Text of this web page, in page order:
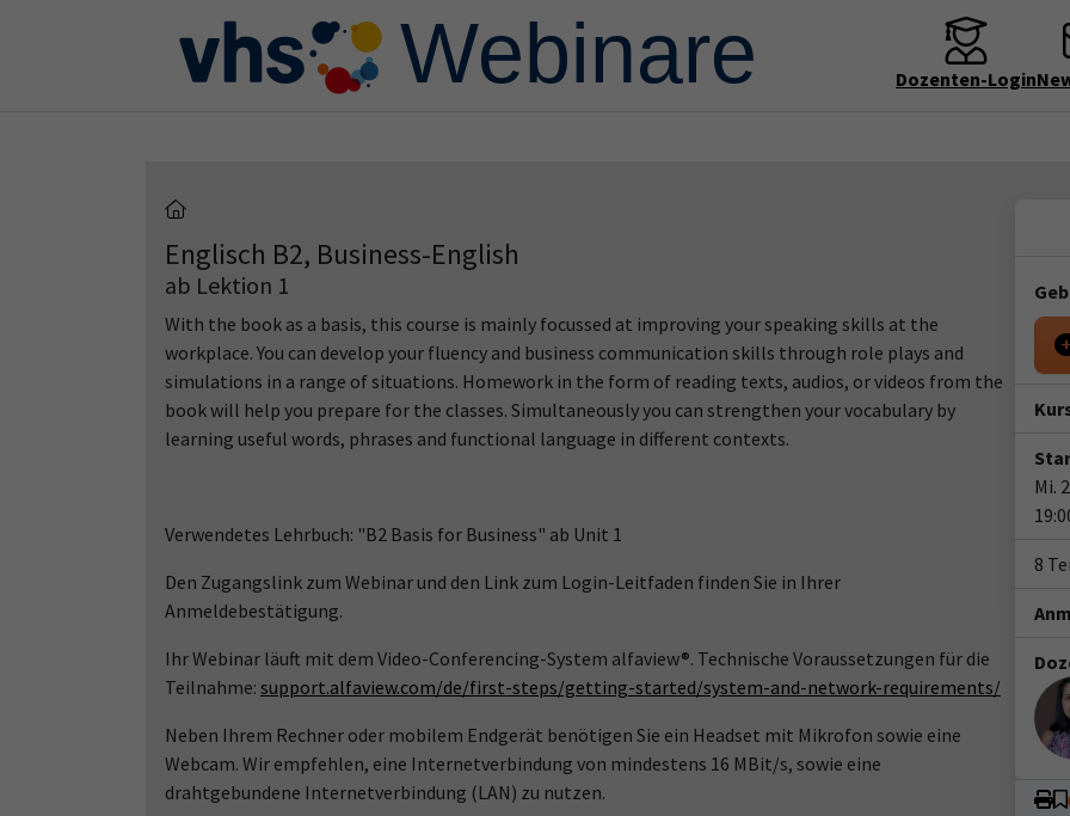
Dozenten-Login
Englisch B2, Business-English
ab Lektion 1
With the book as a basis, this course is mainly focussed at improving your speaking skills at the
workplace. You can develop your fluency and business communication skills through role plays and
simulations in a range of situations. Homework in the form of reading texts, audios, or videos from the
book will help you prepare for the classes. Simultaneously you can strengthen your vocabulary by
learning useful words, phrases and functional language in different contexts.
Verwendetes Lehrbuch: "B2 Basis for Business" ab Unit 1
Den Zugangslink zum Webinar und den Link zum Login-Leitfaden finden Sie in Ihrer
Anmeldebestätigung.
Ihr Webinar läuft mit dem Video-Conferencing-System alfaview®. Technische Voraussetzungen für die
Teilnahme: support.alfaview.com/de/first-steps/getting-started/system-and-network-requirements/
Neben Ihrem Rechner oder mobilem Endgerät benötigen Sie ein Headset mit Mikrofon sowie eine
Webcam. Wir empfehlen, eine Internetverbindung von mindestens 16 MBit/s, sowie eine
drahtgebundene Internetverbindung (LAN) zu nutzen.
Mi.
8